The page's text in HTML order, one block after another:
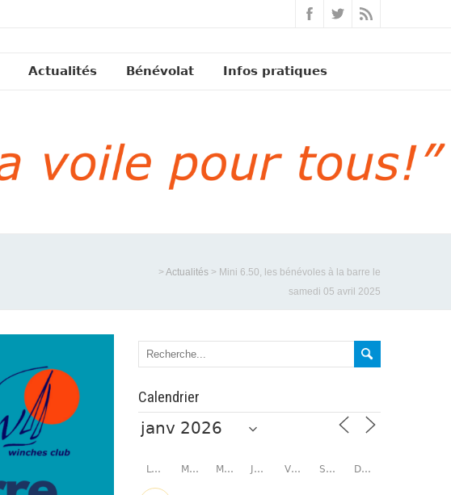
Actualités Bénévolat Infos pratiques
>Actualités > Mini 6.50, les bénévoles à la barre le
samedi 05 avril 2025
Calendrier
LUNDI MARDI MERCREDI JEUDI VENDREDI SAMEDI DIMANCHE